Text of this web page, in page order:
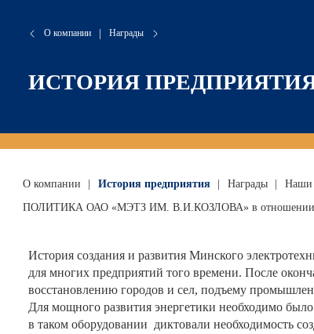
О компании Награды
ИСТОРИЯ
О компании История предприятия Награды Наши
ПОЛИТИКА ОАО «МЭТЗ ИМ. В.И.КОЗЛОВА» в отношении
История создания и развития Минского
для многих предприятий того времени. После
восстановлению городов и сел, подъему
Для мощного развития энергетики необходимо
в таком оборудовании диктовали необходимость